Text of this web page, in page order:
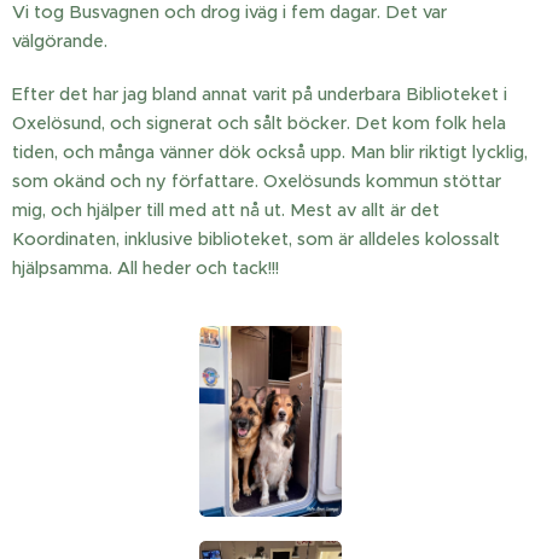
Vi tog Busvagnen och drog iväg i fem dagar. Det var
välgörande.
Efter det har jag bland annat varit på underbara Biblioteket i
Oxelösund, och signerat och sålt böcker. Det kom folk hela
tiden, och många vänner dök också upp. Man blir riktigt lycklig,
som okänd och ny författare. Oxelösunds kommun stöttar
mig, och hjälper till med att nå ut. Mest av allt är det
Koordinaten, inklusive biblioteket, som är alldeles kolossalt
hjälpsamma. All heder och tack!!!